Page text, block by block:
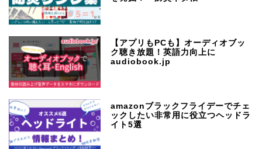
【アプリもPCも】オーディオブッ
ク聴き放題！英語力向上に
audiobook.jp
amazonブラックフライデーでチェ
ックしたい非常用に役立つヘッドラ
イト5選